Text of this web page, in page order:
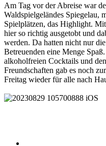
Am Tag vor der Abreise war
Waldspielgeländes Spiegelau,
Spielplätzen, das Highlight.
hier so richtig ausgetobt und
werden. Da hatten nicht nur
Betreuenden eine Menge
alkoholfreien Cocktails und
Freundschaften gab es noch
Freitag wieder für alle nach